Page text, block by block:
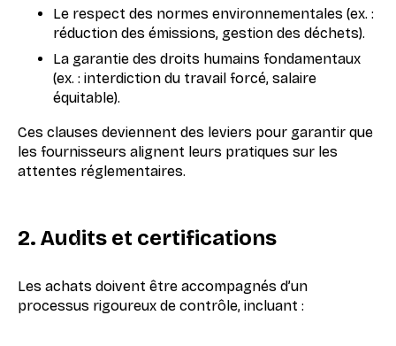
Le respect des normes environnementales (ex. :
réduction des émissions, gestion des déchets).
La garantie des droits humains fondamentaux
(ex. : interdiction du travail forcé, salaire
équitable).
Ces clauses deviennent des leviers pour garantir que
les fournisseurs alignent leurs pratiques sur les
attentes réglementaires.
2. Audits et certifications
Les achats doivent être accompagnés d’un
processus rigoureux de contrôle, incluant :